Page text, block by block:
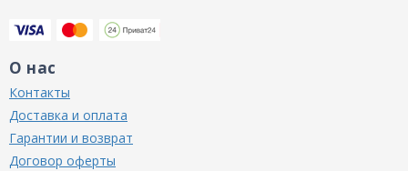
О нас
Контакты
Доставка и оплата
Гарантии и возврат
Договор оферты